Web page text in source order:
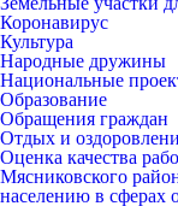
Коронавирус
Культура
Народные дружины
Национальные
Образование
Обращения граждан
Отдых и
Оценка качества
Мясниковского
населению в сферах